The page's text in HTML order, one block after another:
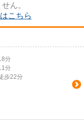
ん。
こちら
分
分
歩22分